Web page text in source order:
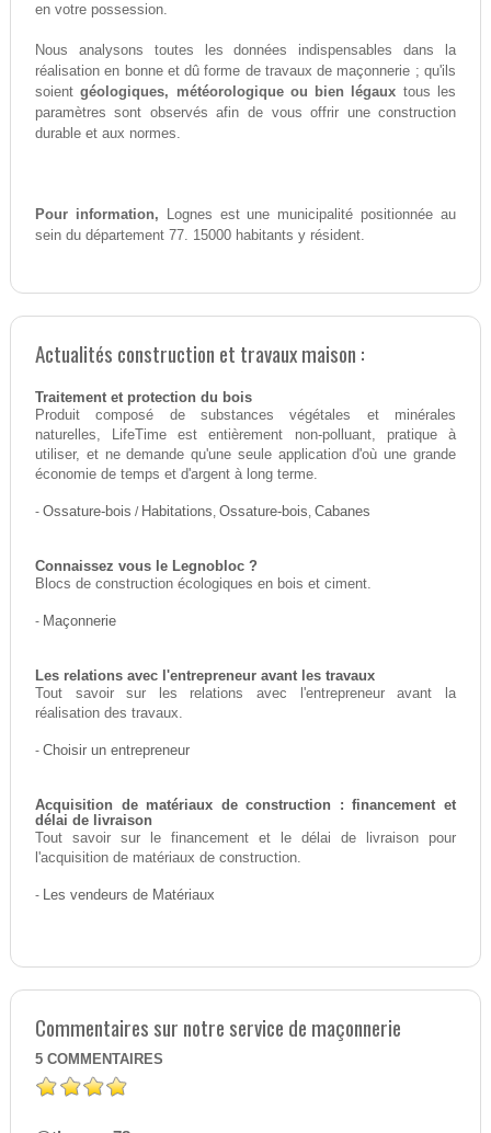
en votre possession.
Nous analysons toutes les données indispensables dans la
réalisation en bonne et dû forme de travaux de maçonnerie ; qu'ils
soientgéologiques, météorologique ou bien légaux tous les
paramètres sont observés afin de vous offrir une construction
durable et aux normes.
Pour information, Lognes est une municipalité positionnée au
sein du département 77. 15000 habitants y résident.
Actualités construction et travaux maison :
Traitement et protection du bois
Produit composé de substances végétales et minérales
naturelles, LifeTime est entièrement non-polluant, pratique à
utiliser, et ne demande qu'une seule application d'où une grande
économie de temps et d'argent à long terme.
- Ossature-bois / Habitations, Ossature-bois, Cabanes
Connaissez vous le Legnobloc ?
Blocs de construction écologiques en bois et ciment.
- Maçonnerie
Les relations avec l'entrepreneur avant les travaux
Tout savoir sur les relations avec l'entrepreneur avant la
réalisation des travaux.
- Choisir un entrepreneur
Acquisition de matériaux de construction : financement et
délai de livraison
Tout savoir sur le financement et le délai de livraison pour
l'acquisition de matériaux de construction.
- Les vendeurs de Matériaux
Commentaires sur notre service de maçonnerie
5 COMMENTAIRES